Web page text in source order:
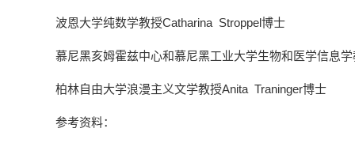
波恩大学纯数学教授Catharina Stroppel博士
慕尼黑亥姆霍兹中心和慕尼黑工业大学生物和医学信息
柏林自由大学浪漫主义文学教授Anita Traninger博士
参考资料：